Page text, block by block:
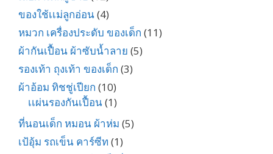
ของใช้เเม่ลูกอ่อน(4)
หมวก เครื่องประดับ ของเด็ก (11)
ผ้ากันเปื้อน ผ้าซับน้ำลาย (5)
รองเท้า ถุงเท้า ของเด็ก (3)
ผ้าอ้อม ทิชชู่เปียก (10)
เเผ่นรองกันเปื้อน(1)
ที่นอนเด็ก หมอน ผ้าห่ม (5)
เป้อุ้ม รถเข็น คาร์ซีท (1)